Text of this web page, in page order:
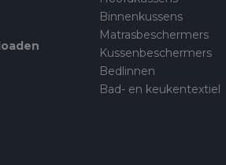
Binnenkussens
Matrasbeschermers
Kussenbeschermers
Bedlinnen
Bad- en keukentextiel